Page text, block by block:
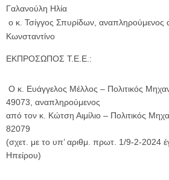
Γαλανούλη Ηλία
ο κ. Τσίγγος Σπυρίδων, αναπληρούμενος
Κωνσταντίνο
ΕΚΠΡΟΣΩΠΟΣ Τ.Ε.Ε.:
Ο κ. Ευάγγελος Μέλλος – Πολιτικός
49073, αναπληρούμενος
από τον κ. Κώτση Αιμίλιο – Πολιτικός
82079
(σχετ. με το υπ’ αριθμ. πρωτ. 1/9-2-2024
Ηπείρου)